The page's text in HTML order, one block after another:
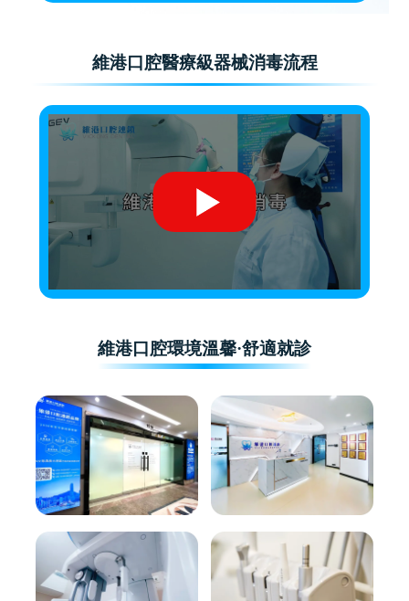
維港口腔醫療級器械消毒流程
維港口腔環境溫馨·舒適就診